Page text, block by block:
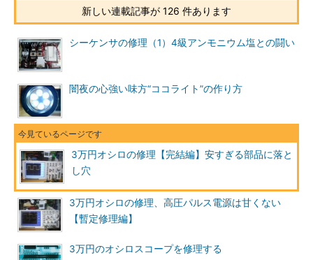
新しい連載記事が 126 件あります
シーケンサの修理（1）4級アンモニウム塩との闘い
闇夜の心強い味方“ココライト”の作り方
3万円オシロの修理【完結編】安すぎる部品に落と
し穴
3万円オシロの修理、高圧パルス電源は甘くない
【暫定修理編】
3万円のオシロスコープを修理する